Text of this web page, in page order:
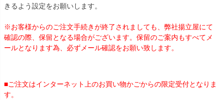
きるよう設定をお願いします。
※お客様からのご注文手続きが終了されましても、弊社揚立屋にて
確認の際、保留となる場合がございます。保留のご案内もすべてメ
ールとなります為、必ずメール確認をお願い致します。
■ご注文はインターネット上のお買い物かごからの限定受付となりま
す。